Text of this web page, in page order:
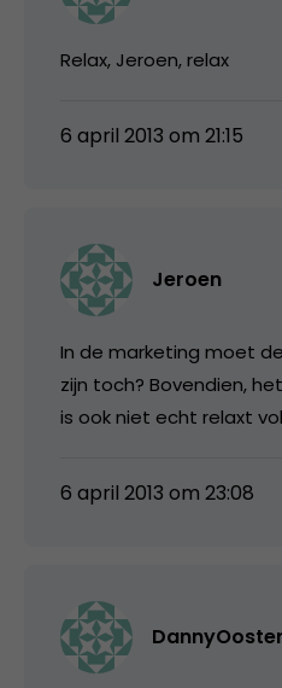
Relax, Jeroen, relax
6 april 2013 om 21:15
Jeroen
In de marketing moet
zijn toch? Bovendien,
is ook niet echt relaxt
6 april 2013 om 23:08